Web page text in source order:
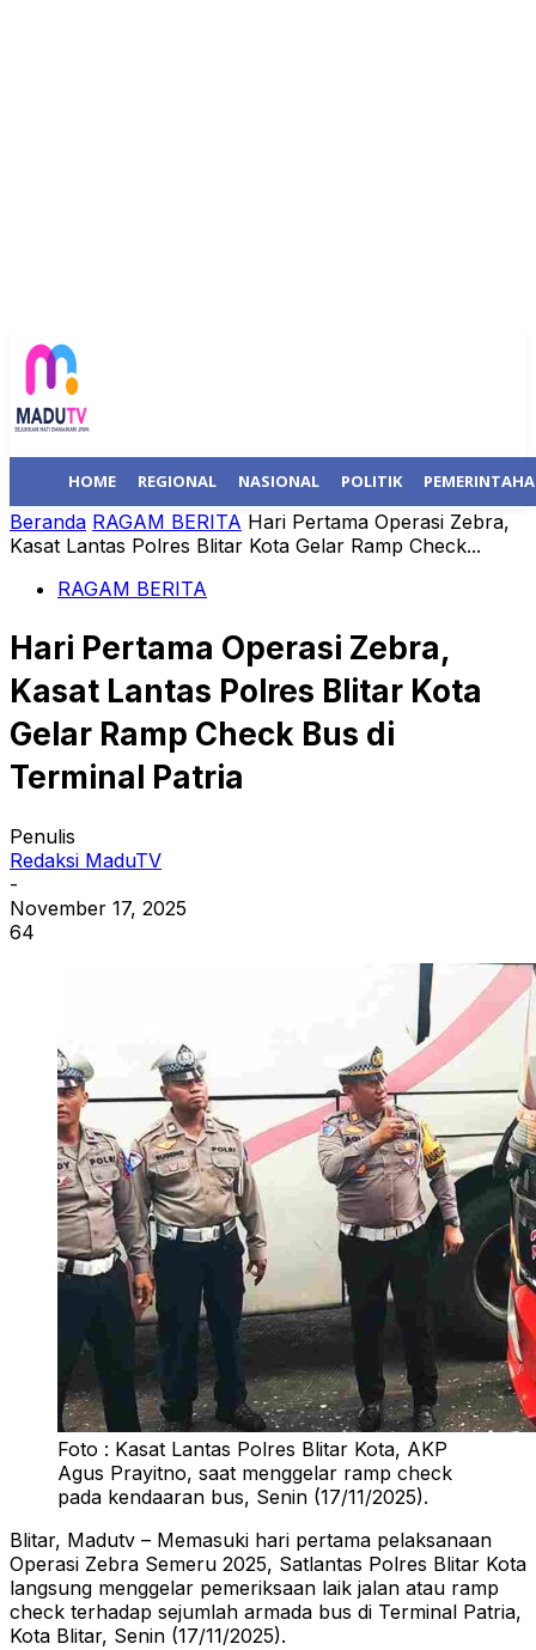
HOME REGIONAL NASIONAL POLITIK
Beranda RAGAM BERITA Hari Pertama Operasi Zebra,
Kasat Lantas Polres Blitar Kota Gelar Ramp Check...
RAGAM BERITA
Hari Pertama Operasi Zebra,
Kasat Lantas Polres Blitar Kota
Gelar Ramp Check Bus di
Terminal Patria
Penulis
Redaksi MaduTV
-
November 17, 2025
64
Foto : Kasat Lantas Polres Blitar Kota, AKP
Agus Prayitno, saat menggelar ramp check
pada kendaaran bus, Senin (17/11/2025).
Blitar, Madutv – Memasuki hari pertama pelaksanaan
Operasi Zebra Semeru 2025, Satlantas Polres Blitar Kota
langsung menggelar pemeriksaan laik jalan atau ramp
check terhadap sejumlah armada bus di Terminal Patria,
Kota Blitar, Senin (17/11/2025).